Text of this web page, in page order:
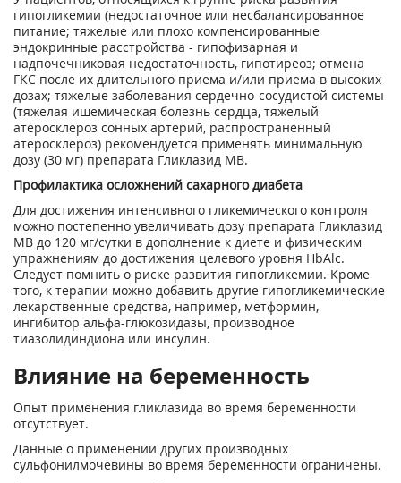
гипогликемии (недостаточное или несбалансированное
питание; тяжелые или плохо компенсированные
эндокринные расстройства - гипофизарная и
надпочечниковая недостаточность, гипотиреоз; отмена
ГКС после их длительного приема и/или приема в высоких
дозах; тяжелые заболевания сердечно-сосудистой системы
(тяжелая ишемическая болезнь сердца, тяжелый
атеросклероз сонных артерий, распространенный
атеросклероз) рекомендуется применять минимальную
дозу (30 мг) препарата Гликлазид МВ.
Профилактика осложнений сахарного диабета
Для достижения интенсивного гликемического контроля
можно постепенно увеличивать дозу препарата Гликлазид
МВ до 120 мг/сутки в дополнение к диете и физическим
упражнениям до достижения целевого уровня HbAlc.
Следует помнить о риске развития гипогликемии. Кроме
того, к терапии можно добавить другие гипогликемические
лекарственные средства, например, метформин,
ингибитор альфа-глюкозидазы, производное
тиазолидиндиона или инсулин.
Влияние на беременность
Опыт применения гликлазида во время беременности
отсутствует.
Данные о применении других производных
сульфонилмочевины во время беременности ограничены.